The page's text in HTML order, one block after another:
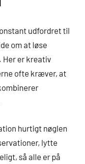
udfordret til
om at løse
Her er kreativ
ofte kræver, at
hurtigt nøglen
lytte
så alle er på